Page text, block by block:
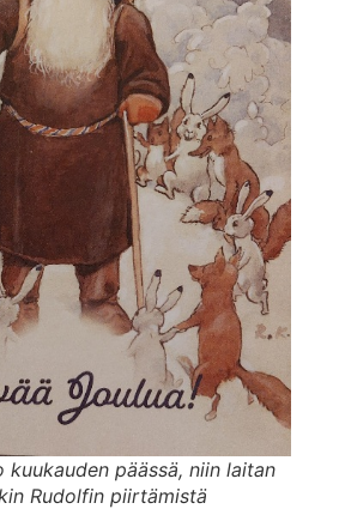
kuukauden päässä, niin laitan
Rudolfin piirtämistä